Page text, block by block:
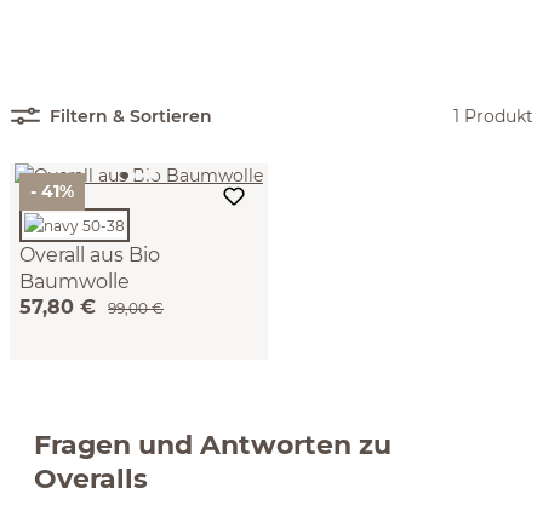
Filtern & Sortieren 1 Produkt
- 41%
Overall aus Bio
Baumwolle
(navy, L)
57,80 € 99,00 €
Fragen und Antworten zu
Overalls